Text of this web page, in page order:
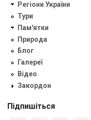
Регіони України
Тури
Пам'ятки
Природа
Блог
Галереї
Відео
Закордон
Підпишіться